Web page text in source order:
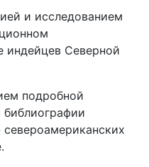
и исследованием
индейцев Северной
подробной